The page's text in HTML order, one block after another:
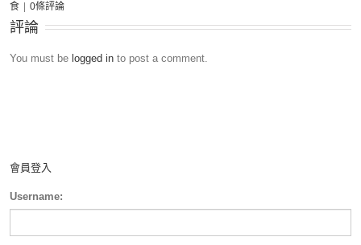
食 0條評論
評論
You must be logged in to post a comment.
會員登入
Username: